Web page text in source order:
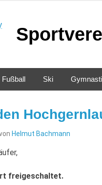
Fußball Ski
Helmut Bachmann
freigeschaltet.